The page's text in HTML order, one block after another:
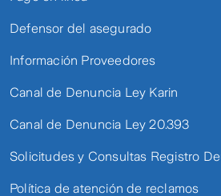
Defensor del asegurado
Información Proveedores
Canal de Denuncia Ley Karin
Canal de Denuncia Ley 20.393
Solicitudes y Consultas Registro
Política de atención de reclamos